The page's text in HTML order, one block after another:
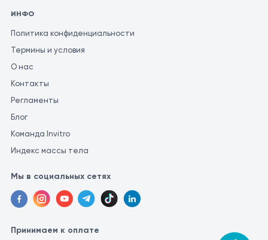
ИНФО
Политика конфиденциальности
Термины и условия
О нас
Контакты
Регламенты
Блог
Команда Invitro
Индекс массы тела
Мы в социальных сетях
Принимаем к оплате